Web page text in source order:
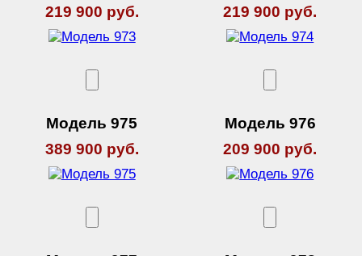
219 900 руб.
219 900 руб.
Модель 975
389 900 руб.
Модель 976
209 900 руб.